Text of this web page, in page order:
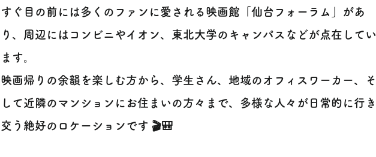
すぐ目の前には多くのファンに愛される映画館「仙台フォーラム」があ
り、周辺にはコンビニやイオン、東北大学のキャンパスなどが点在してい
ます。
映画帰りの余韻を楽しむ方から、学生さん、地域のオフィスワーカー、そ
して近隣のマンションにお住まいの方々まで、多様な人々が日常的に行き
交う絶好のロケーションです 🎬🎒